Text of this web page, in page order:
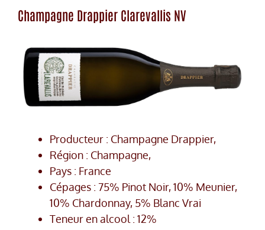
Champagne Drappier Clarevallis NV
Producteur : Champagne Drappier,
Région : Champagne,
Pays : France
Cépages : 75% Pinot Noir, 10% Meunier,
10% Chardonnay, 5% Blanc Vrai
Teneur en alcool : 12%